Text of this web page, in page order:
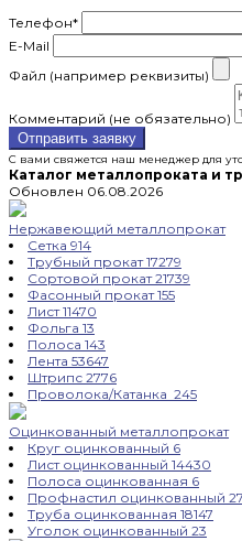
Телефон*
E-Mail
Файл (например реквизиты)
Комментарий (не обязательно)
Отправить заявку
С вами свяжется наш менеджер для
Каталог металлопроката и
Обновлен 06.08.2026
Нержавеющий металлопрокат
Сетка 914
Трубный прокат17279
Сортовой прокат21739
Фасонный прокат155
Лист11470
Фольга 13
Полоса 143
Лента 53647
Штрипс 2776
Проволока/Катанка 245
Оцинкованный металлопрокат
Круг оцинкованный 6
Лист оцинкованный 14430
Полоса оцинкованная 6
Профнастил оцинкованный
Труба оцинкованная 18147
Уголок оцинкованный 23